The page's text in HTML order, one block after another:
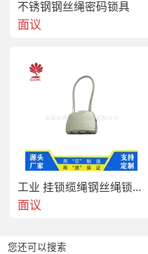
不锈钢钢丝绳密码锁具
面议
工业 挂锁缆绳钢丝绳锁电力塑料锁l
面议
您还可以搜索